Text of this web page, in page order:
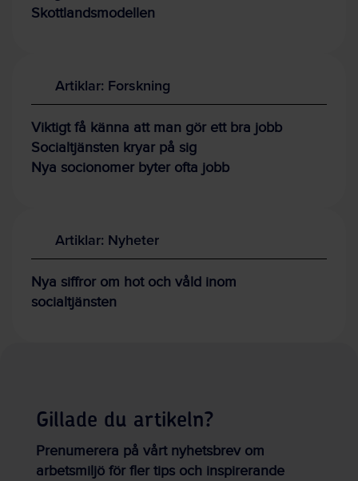
Skottlandsmodellen
Artiklar: Forskning
Viktigt få känna att man gör ett bra jobb
Socialtjänsten kryar på sig
Nya socionomer byter ofta jobb
Artiklar: Nyheter
Nya siffror om hot och våld inom
socialtjänsten
Gillade du artikeln?
Prenumerera på vårt nyhetsbrev om
arbetsmiljö för fler tips och inspirerande